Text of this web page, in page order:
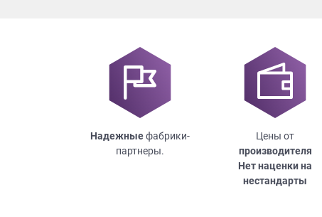
Надежныефабрики-
партнеры.
Цены от
производителя
Нет наценки на
нестандарты